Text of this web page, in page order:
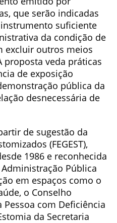
que serão indicadas
suficiente
da condição de
excluir outros meios
veda práticas
de exposição
pública da
desnecessária de
de sugestão da
(FEGEST),
1986 e reconhecida
Pública
em espaços como o
o Conselho
com Deficiência
da Secretaria